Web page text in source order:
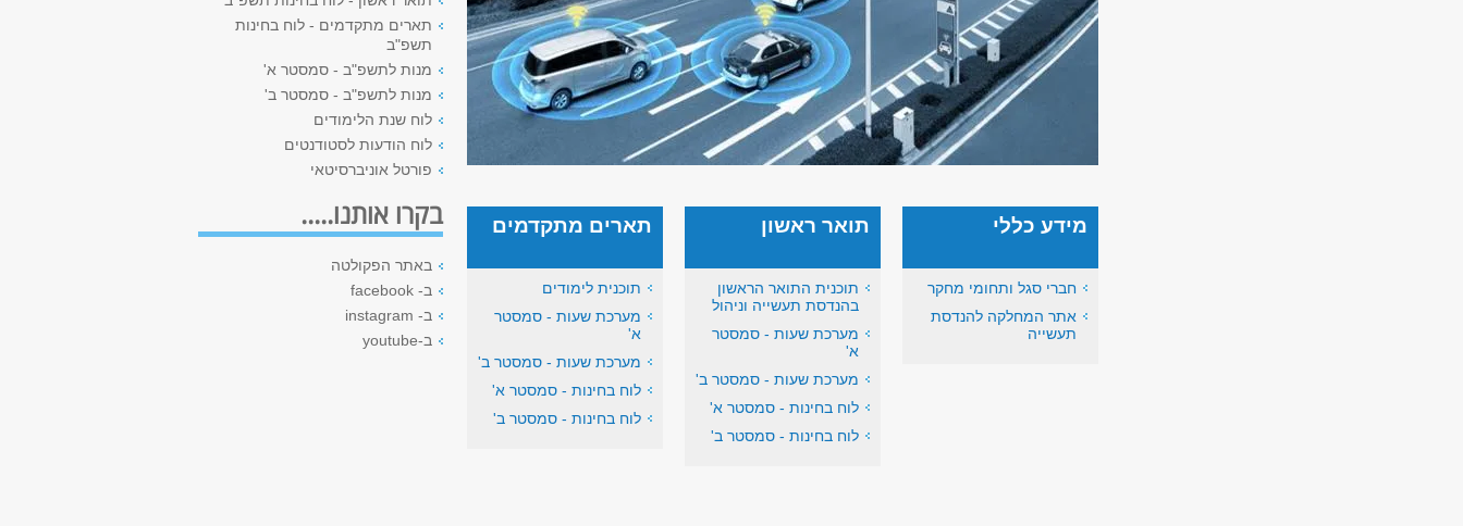
מידע כללי
חברי סגל ותחומי מחקר
אתר המחלקה להנדסת
תעשייה
תואר ראשון
תוכנית התואר הראשון
בהנדסת תעשייה וניהול
מערכת שעות - סמסטר
א'
מערכת שעות - סמסטר ב'
לוח בחינות - סמסטר א'
לוח בחינות - סמסטר ב'
תארים מתקדמים
תוכנית לימודים
מערכת שעות - סמסטר
א'
מערכת שעות - סמסטר ב'
לוח בחינות - סמסטר א'
לוח בחינות - סמסטר ב'
תארים מתקדמים - לוח בחינות
תשפ"ב
מנות לתשפ"ב - סמסטר א'
מנות לתשפ"ב - סמסטר ב'
לוח שנת הלימודים
לוח הודעות לסטודנטים
פורטל אוניברסיטאי
בקרו אותנו.....
באתר הפקולטה
ב- facebook
ב- instagram
ב-youtube